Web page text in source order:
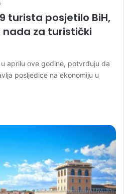
turista posjetilo BiH,
za turistički
aprilu ove godine, potvrđuju da
posljedice na ekonomiju u